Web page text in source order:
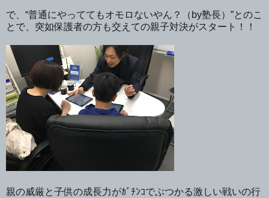
で、“普通にやっててもオモロないやん？（by塾長）”とのこ
とで、突如保護者の方も交えての親子対決がスタート！！
親の威厳と子供の成長力がｶﾞﾁﾝｺでぶつかる激しい戦いの行